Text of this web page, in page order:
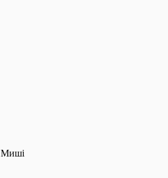
Миші